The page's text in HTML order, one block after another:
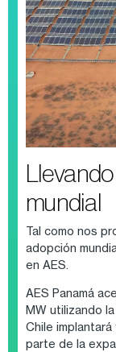
mundial
Tal como nos
adopción
en AES.
AES Panamá
MW utilizando la
Chile implantará
parte de la